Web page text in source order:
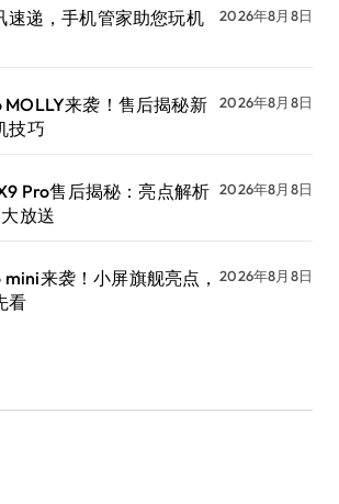
速递，手机管家助您玩机
2026年8月8日
来袭！售后揭秘新
技巧
2026年8月8日
Pro售后揭秘：亮点解析
放送
2026年8月8日
来袭！小屏旗舰亮点，
看
2026年8月8日